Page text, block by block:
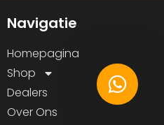
Navigatie
Homepagina
Shop
Dealers
Over Ons